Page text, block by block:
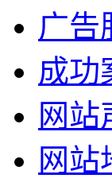
广告
成功
网站
网站